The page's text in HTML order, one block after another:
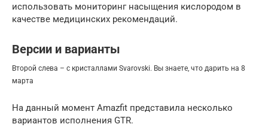
использовать мониторинг насыщения кислородом в
качестве медицинских рекомендаций.
Версии и варианты
Второй слева – с кристаллами Svarovski. Вы знаете, что дарить на 8
марта
На данный момент Amazfit представила несколько
вариантов исполнения GTR.